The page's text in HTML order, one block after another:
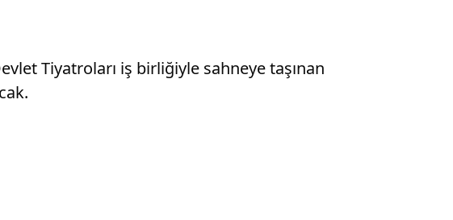
Tiyatroları iş birliğiyle sahneye taşınan